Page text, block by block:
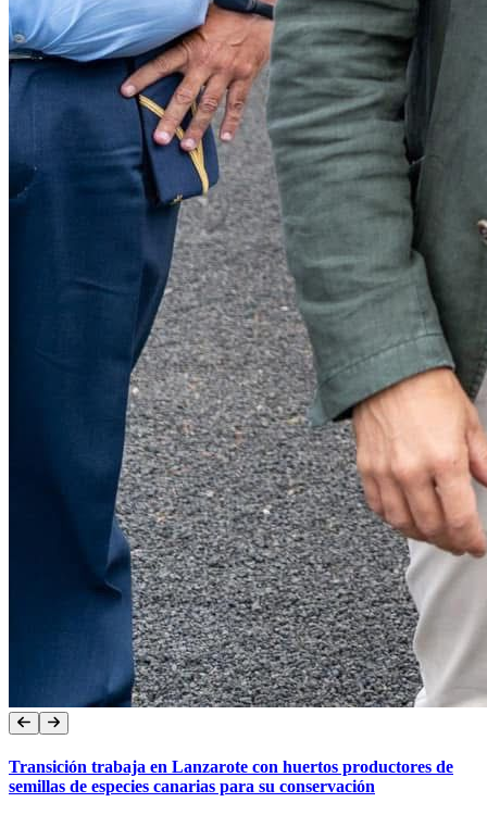
Transición trabaja en Lanzarote con huertos productores de
semillas de especies canarias para su conservación